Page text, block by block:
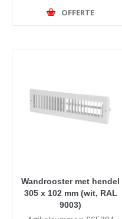
OFFERTE
Wandrooster met hendel
305 x 102 mm (wit, RAL
9003)